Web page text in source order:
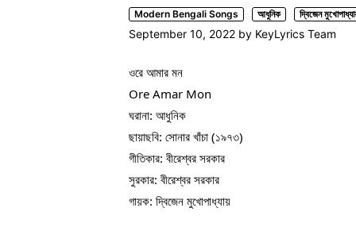
Modern Bengali Songs আধুনিক দ্বিজেন
September 10, 2022 by KeyLyrics Team
ওরে আমার মন
Ore Amar Mon
ঘরানা: আধুনিক
ছায়াছবি: সোনার খাঁচা (১৯৭৩)
গীতিকার: বীরেশ্বর সরকার
সুরকার: বীরেশ্বর সরকার
গায়ক: দ্বিজেন মুখোপাধ্যায়